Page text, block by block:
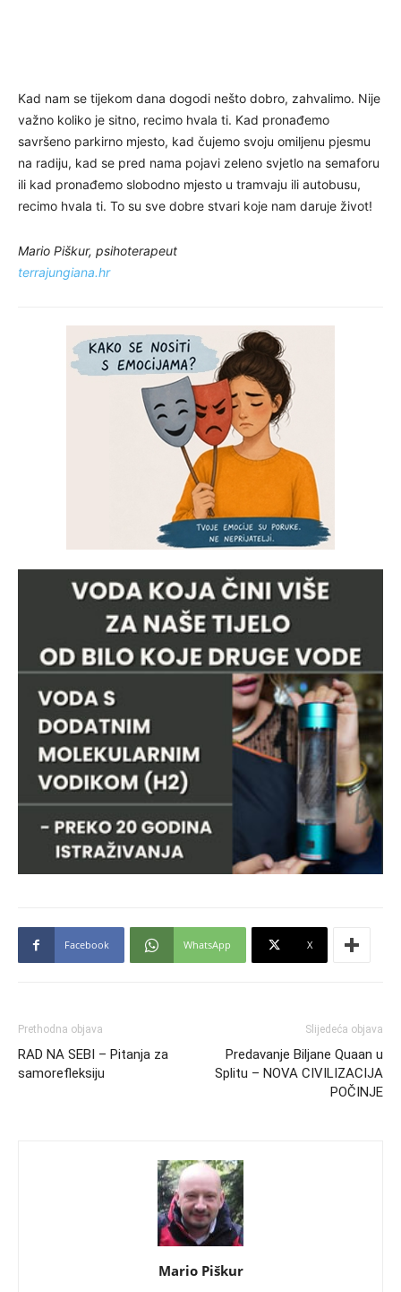
Kad nam se tijekom dana dogodi nešto dobro, zahvalimo. Nije
važno koliko je sitno, recimo hvala ti. Kad pronađemo
savršeno parkirno mjesto, kad čujemo svoju omiljenu pjesmu
na radiju, kad se pred nama pojavi zeleno svjetlo na semaforu
ili kad pronađemo slobodno mjesto u tramvaju ili autobusu,
recimo hvala ti. To su sve dobre stvari koje nam daruje život!
Mario Piškur, psihoterapeut
terrajungiana.hr
Facebook WhatsApp X
Prethodna objava
RAD NA SEBI – Pitanja za
samorefleksiju
Slijedeća objava
Predavanje Biljane Quaan u
Splitu – NOVA CIVILIZACIJA
POČINJE
Mario Piškur